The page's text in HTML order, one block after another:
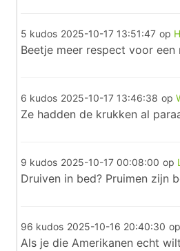
5 kudos 2025-10-17 13:51:47 op
Beetje meer respect voor een
6 kudos 2025-10-17 13:46:38 op
Ze hadden de krukken al
9 kudos 2025-10-17 00:08:00 op
Druiven in bed? Pruimen zijn
96 kudos 2025-10-16 20:40:30 op
Als je die Amerikanen echt